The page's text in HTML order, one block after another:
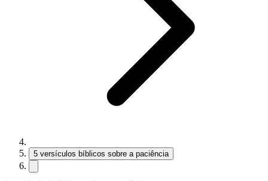
5 versículos bíblicos sobre a paciência